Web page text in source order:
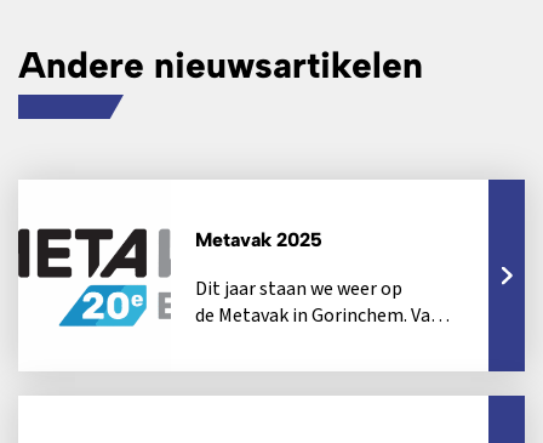
Andere nieuwsartikelen
Metavak 2025
Dit jaar staan we weer op
de Metavak in Gorinchem. Van
de beurshallen in...